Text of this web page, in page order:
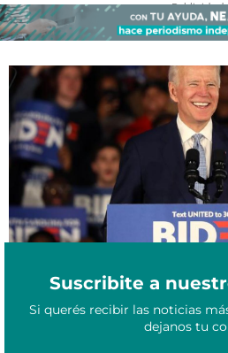
- Publicidad
Elecciones en Estados Unidos: qué
comicios
Octubre 29, 2020
Suscribite a
Si querés recibir las noticias
dejanos tu